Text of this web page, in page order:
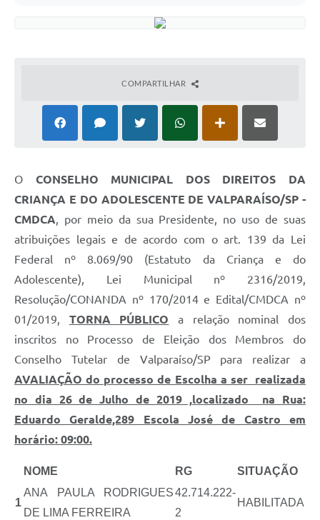
Leis Municipais Online
Contratos
Ouvidoria
Arquivos para Download
Carta de Serviços
Galeria de Vídeos
Secretarias
Contas Públicas
Links
Serviços Online
Telefones Úteis
COMPARTILHAR
O CONSELHO MUNICIPAL DOS DIREITOS DA
CRIANÇA E DO ADOLESCENTE DE VALPARAÍSO/SP -
CMDCA, por meio da sua Presidente, no uso de suas
atribuições legais e de acordo com o art. 139 da Lei
Federal nº 8.069/90 (Estatuto da Criança e do
Adolescente), Lei Municipal nº 2316/2019,
Resolução/CONANDA nº 170/2014 e Edital/CMDCA nº
01/2019, TORNA PÚBLICO a relação nominal dos
inscritos no Processo de Eleição dos Membros do
Conselho Tutelar de Valparaíso/SP para realizar a
AVALIAÇÃO do processo de Escolha a ser realizada
no dia 26 de Julho de 2019 ,localizado na Rua:
Eduardo Geralde,289 Escola José de Castro em
horário: 09:00.
NOME RG SITUAÇÃO
1
ANA PAULA RODRIGUES
DE LIMA FERREIRA
42.714.222-
2
HABILITADA